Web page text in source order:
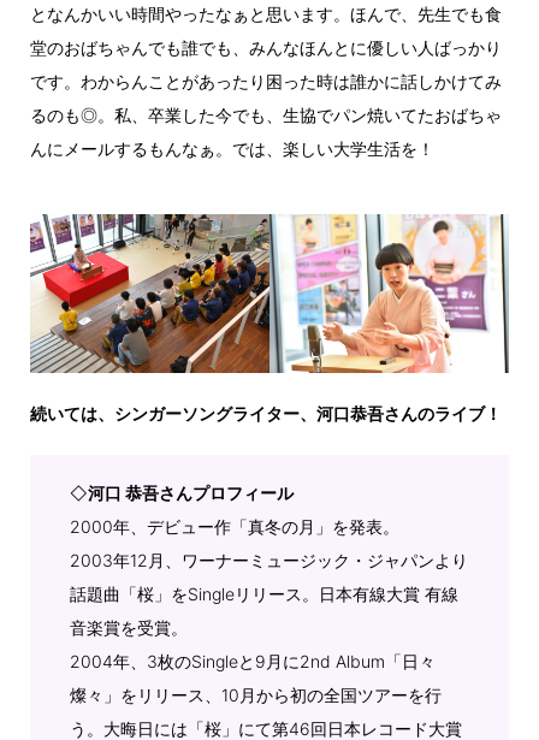
となんかいい時間やったなぁと思います。ほんで、先生でも食
堂のおばちゃんでも誰でも、みんなほんとに優しい人ばっかり
です。わからんことがあったり困った時は誰かに話しかけてみ
るのも◎。私、卒業した今でも、生協でパン焼いてたおばちゃ
んにメールするもんなぁ。では、楽しい大学生活を！
続いては、シンガーソングライター、河口恭吾さんのライブ！
◇河口 恭吾さんプロフィール
2000年、デビュー作「真冬の月」を発表。
2003年12月、ワーナーミュージック・ジャパンより
話題曲「桜」をSingleリリース。日本有線大賞 有線
音楽賞を受賞。
2004年、3枚のSingleと9月に2nd Album「日々
燦々」をリリース、10月から初の全国ツアーを行
う。大晦日には「桜」にて第46回日本レコード大賞